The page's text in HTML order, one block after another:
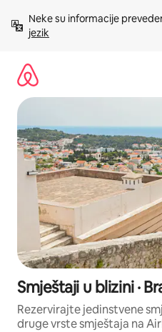
sadržaj
Neke su informacije
jezik
Smještaji u blizini ·
Rezervirajte jedinstvene
druge vrste smještaja na